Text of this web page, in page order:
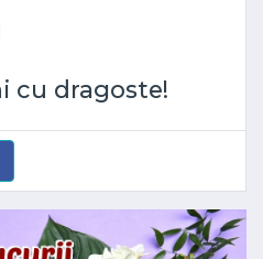
cu dragoste!